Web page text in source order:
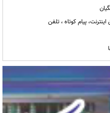
پیام کوتاه ، تلفن